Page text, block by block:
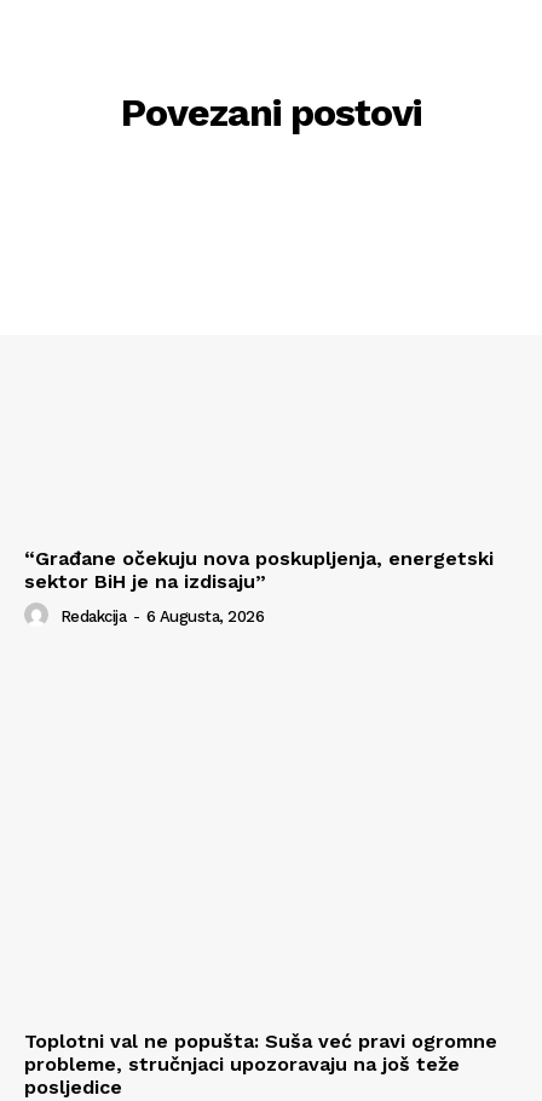
Povezani postovi
“Građane očekuju nova poskupljenja, energetski
sektor BiH je na izdisaju”
Redakcija - 6 Augusta, 2026
Toplotni val ne popušta: Suša već pravi ogromne
probleme, stručnjaci upozoravaju na još teže
posljedice